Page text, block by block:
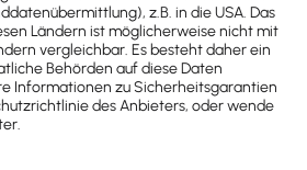
von 8:00 – 18:00 Uhr für